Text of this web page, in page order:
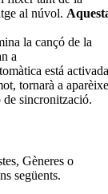
al núvol.
la cançó de la
a
está activada
tornarà a
de sincronització.
Gèneres o
següents.